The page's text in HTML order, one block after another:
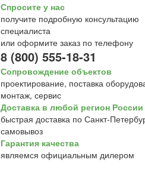
Спросите у нас
получите подробную консультацию
специалиста
или оформите заказ по телефону
8 (800) 555-18-31
Сопровождение объектов
проектирование, поставка
монтаж, сервис
Доставка в любой регион России
быстрая доставка по Санкт-
самовывоз
Гарантия качества
являемся официальным дилером